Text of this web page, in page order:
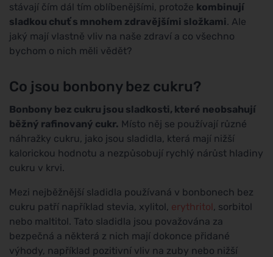
stávají čím dál tím oblíbenějšími, protože kombinují
sladkou chuť s mnohem zdravějšími složkami. Ale
jaký mají vlastně vliv na naše zdraví a co všechno
bychom o nich měli vědět?
Co jsou bonbony bez cukru?
Bonbony bez cukru jsou sladkosti, které neobsahují
běžný rafinovaný cukr. Místo něj se používají různé
náhražky cukru, jako jsou sladidla, která mají nižší
kalorickou hodnotu a nezpůsobují rychlý nárůst hladiny
cukru v krvi.
Mezi nejběžnější sladidla používaná v bonbonech bez
cukru patří například stevia, xylitol, erythritol, sorbitol
nebo maltitol. Tato sladidla jsou považována za
bezpečná a některá z nich mají dokonce přidané
výhody, například pozitivní vliv na zuby nebo nižší